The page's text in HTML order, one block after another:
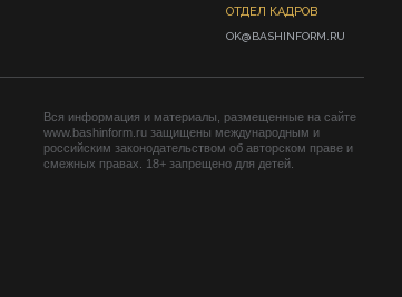
ОТДЕЛ КАДРОВ
OK@BASHINFORM.RU
Вся информация и материалы, размещенные на сайте
www.bashinform.ru защищены международным и
российским законодательством об авторском праве и
смежных правах. 18+ запрещено для детей.